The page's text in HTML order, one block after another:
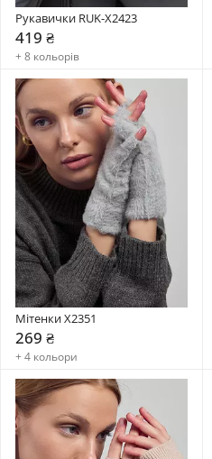
Рукавички RUK-X2423
419 ₴
+ 8 кольорів
Мітенки X2351
269 ₴
+ 4 кольори